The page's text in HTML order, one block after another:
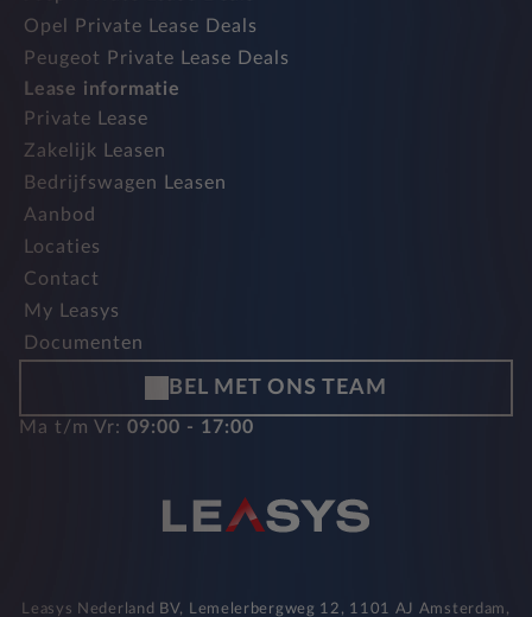
Opel Private Lease Deals
Peugeot Private Lease Deals
Lease informatie
Private Lease
Zakelijk Leasen
Bedrijfswagen Leasen
Aanbod
Locaties
Contact
My Leasys
Documenten
BEL MET ONS TEAM
Ma t/m Vr: 09:00 - 17:00
Leasys Nederland BV, Lemelerbergweg 12, 1101 AJ Amsterdam,